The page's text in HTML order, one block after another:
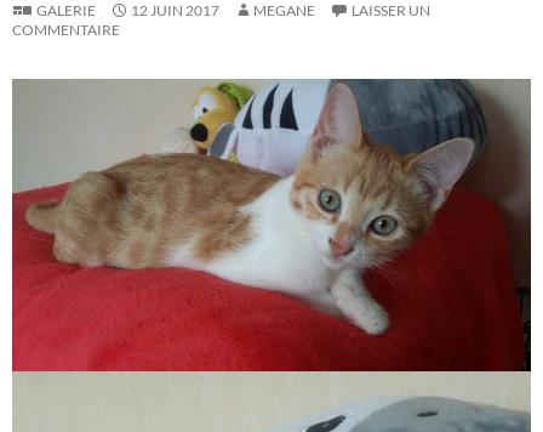
GALERIE 12 JUIN 2017 MEGANE
LAISSER UN
COMMENTAIRE